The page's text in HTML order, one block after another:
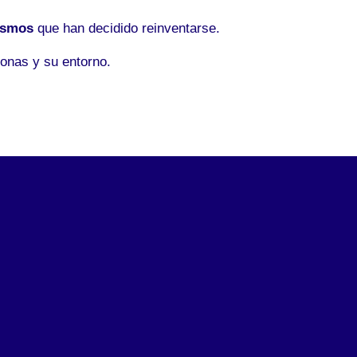
que han decidido reinventarse.
y su entorno.